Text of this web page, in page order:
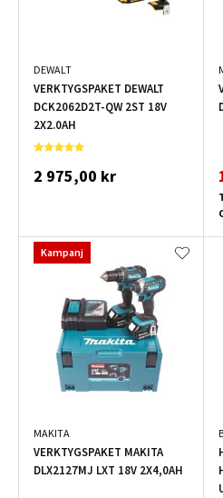
DEWALT
VERKTYGSPAKET DEWALT
DCK2062D2T-QW 2ST 18V
2X2.0AH
2 975,00 kr
Kampanj
MAKITA
VERKTYGSPAKET MAKITA
DLX2127MJ LXT 18V 2X4,0AH